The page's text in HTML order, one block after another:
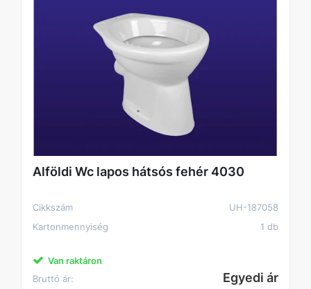
Alföldi Wc lapos hátsós fehér 4030
Cikkszám
UH-187058
Kartonmennyiség
1 db
Van raktáron
Bruttó ár:
Egyedi ár